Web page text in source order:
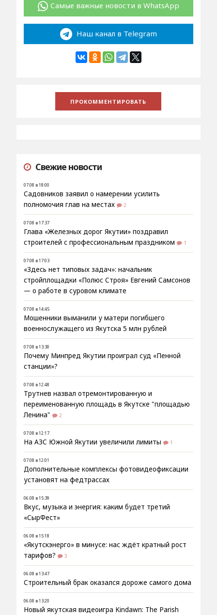
Самые важные новости в WhatsApp
Наш канал в Telegram
Свежие новости
07.08 в 18:00
Садовников заявил о намерении усилить
полномочия глав на местах
2
07.08 в 17:37
Глава «Железных дорог Якутии» поздравил
строителей с профессиональным праздником
1
07.08 в 17:03
«Здесь нет типовых задач»: начальник
стройплощадки «Полюс Строя» Евгений Самсонов
— о работе в суровом климате
07.08 в 14:45
Мошенники выманили у матери погибшего
военнослужащего из Якутска 5 млн рублей
07.08 в 13:30
Почему Минпред Якутии проиграл суд «Пенной
станции»?
07.08 в 12:48
Трутнев назвал отремонтированную и
переименованную площадь в Якутске "площадью
Ленина"
2
07.08 в 12:17
На АЗС Южной Якутии увеличили лимиты 1
07.08 в 12:01
Дополнительные комплексы фотовидеофиксации
установят на федтрассах
06.08 в 15:39
Вкус, музыка и энергия: каким будет третий
«СырФест»
06.08 в 15:18
«Якутскэнерго» в минусе: нас ждёт кратный рост
тарифов?
3
06.08 в 13:47
Строительный брак оказался дороже самого дома
06.08 в 13:20
Новый якутская видеоигра Kindawn: The Parish